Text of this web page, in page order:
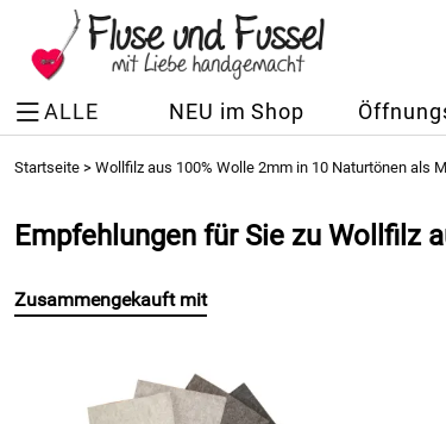
ALLE NEU im Shop
Startseite > Wollfilz aus 100% Wolle 2mm in 10 Naturtönen als
Empfehlungen für Sie zu Wollfilz
Zusammengekauft mit